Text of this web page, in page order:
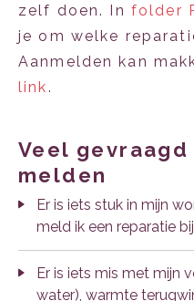
zelf doen. In folder
je om welke
Aanmelden kan
link.
veel gevraagd over reparatie
melden
Er is iets stuk in mijn woning of garage. Hoe
meld ik een reparatie
Er is iets mis met mijn verwarming (cv of warm
water), warmte